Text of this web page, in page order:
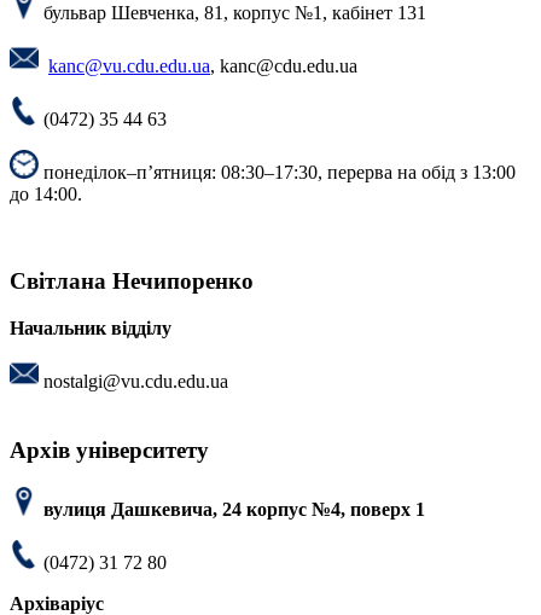
бульвар Шевченка, 81, корпус №1, кабінет 131
kanc@vu.cdu.edu.ua, kanc@cdu.edu.ua
(0472) 35 44 63
понеділок–п’ятниця: 08:30–17:30, перерва на обід з 13:00
до 14:00.
Світлана Нечипоренко
Начальник відділу
nostalgi@vu.cdu.edu.ua
Архів університету
вулиця Дашкевича, 24 корпус №4, поверх 1
(0472) 31 72 80
Архіваріус